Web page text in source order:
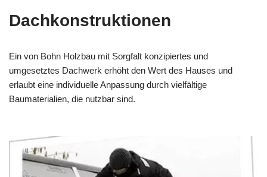
Dachkonstruktionen
Ein von Bohn Holzbau mit Sorgfalt konzipiertes und
umgesetztes Dachwerk erhöht den Wert des Hauses und
erlaubt eine individuelle Anpassung durch vielfältige
Baumaterialien, die nutzbar sind.